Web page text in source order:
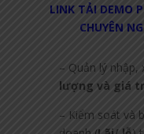
LINK TẢI DEMO
CHUYÊN
– Quản lý
lượng và giá
– Kiểm soát và